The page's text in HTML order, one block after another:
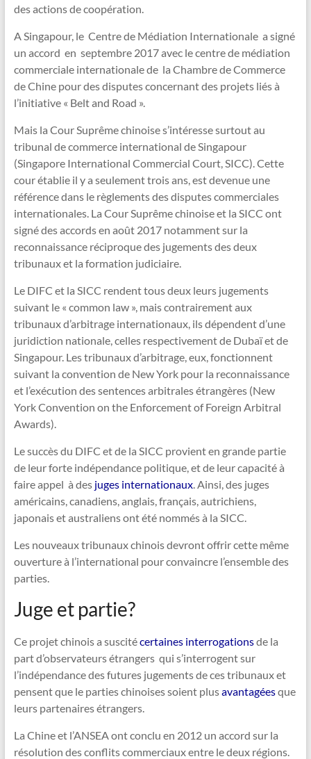
des actions de coopération.
A Singapour, le Centre de Médiation Internationale a signé
un accord en septembre 2017 avec le centre de médiation
commerciale internationale de la Chambre de Commerce
de Chine pour des disputes concernant des projets liés à
l’initiative « Belt and Road ».
Mais la Cour Suprême chinoise s’intéresse surtout au
tribunal de commerce international de Singapour
(Singapore International Commercial Court, SICC). Cette
cour établie il y a seulement trois ans, est devenue une
référence dans le règlements des disputes commerciales
internationales. La Cour Suprême chinoise et la SICC ont
signé des accords en août 2017 notamment sur la
reconnaissance réciproque des jugements des deux
tribunaux et la formation judiciaire.
Le DIFC et la SICC rendent tous deux leurs jugements
suivant le « common law », mais contrairement aux
tribunaux d’arbitrage internationaux, ils dépendent d’une
juridiction nationale, celles respectivement de Dubaï et de
Singapour. Les tribunaux d’arbitrage, eux, fonctionnent
suivant la convention de New York pour la reconnaissance
et l’exécution des sentences arbitrales étrangères (New
York Convention on the Enforcement of Foreign Arbitral
Awards).
Le succès du DIFC et de la SICC provient en grande partie
de leur forte indépendance politique, et de leur capacité à
faire appel à des juges internationaux. Ainsi, des juges
américains, canadiens, anglais, français, autrichiens,
japonais et australiens ont été nommés à la SICC.
Les nouveaux tribunaux chinois devront offrir cette même
ouverture à l’international pour convaincre l’ensemble des
parties.
Juge et partie?
Ce projet chinois a suscitécertaines interrogationsde la
part d’observateurs étrangers qui s’interrogent sur
l’indépendance des futures jugements de ces tribunaux et
pensent que le parties chinoises soient plusavantagéesque
leurs partenaires étrangers.
La Chine et l’ANSEA ont conclu en 2012 un accord sur la
résolution des conflits commerciaux entre le deux régions.